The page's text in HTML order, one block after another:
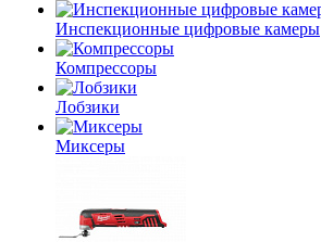
Инспекционные цифровые камеры
Компрессоры
Лобзики
Миксеры